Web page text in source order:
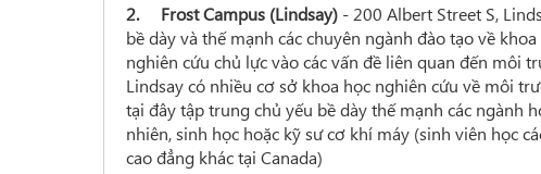
2. Frost Campus (Lindsay) - 200 Albert Street S,
bề dày và thế mạnh các chuyên ngành đào tạo về
nghiên cứu chủ lực vào các vấn đề liên quan đến môi
Lindsay có nhiều cơ sở khoa học nghiên cứu về môi
tại đây tập trung chủ yếu bề dày thế mạnh các ngành
nhiên, sinh học hoặc kỹ sư cơ khí máy (sinh viên học
cao đẳng khác tại Canada)